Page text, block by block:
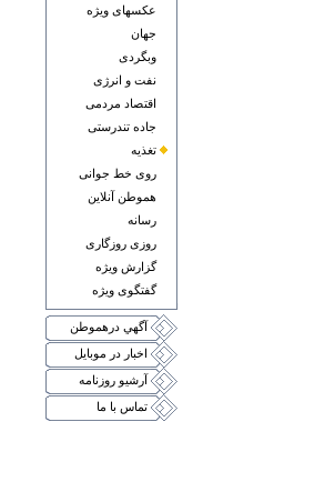
عکسهای ويژه
جهان
وبگردی
نفت و انرژی
اقتصاد مردمی
جاده تندرستی
تغذيه
روی خط جوانی
هموطن آنلاين
رسانه
روزی روزگاری
گزارش ويژه
گفتگوی ويژه
آگهي درهموطن
اخبار در موبايل
آرشيو روزنامه
تماس با ما